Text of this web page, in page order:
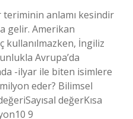
anlamı kesindir
gelir. Amerikan
kullanılmazken, İngiliz
Avrupa’da
-ilyar ile biten isimlere
eder? Bilimsel
değerKısa
9